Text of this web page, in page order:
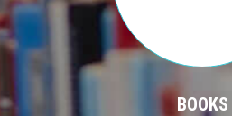
BOOKS